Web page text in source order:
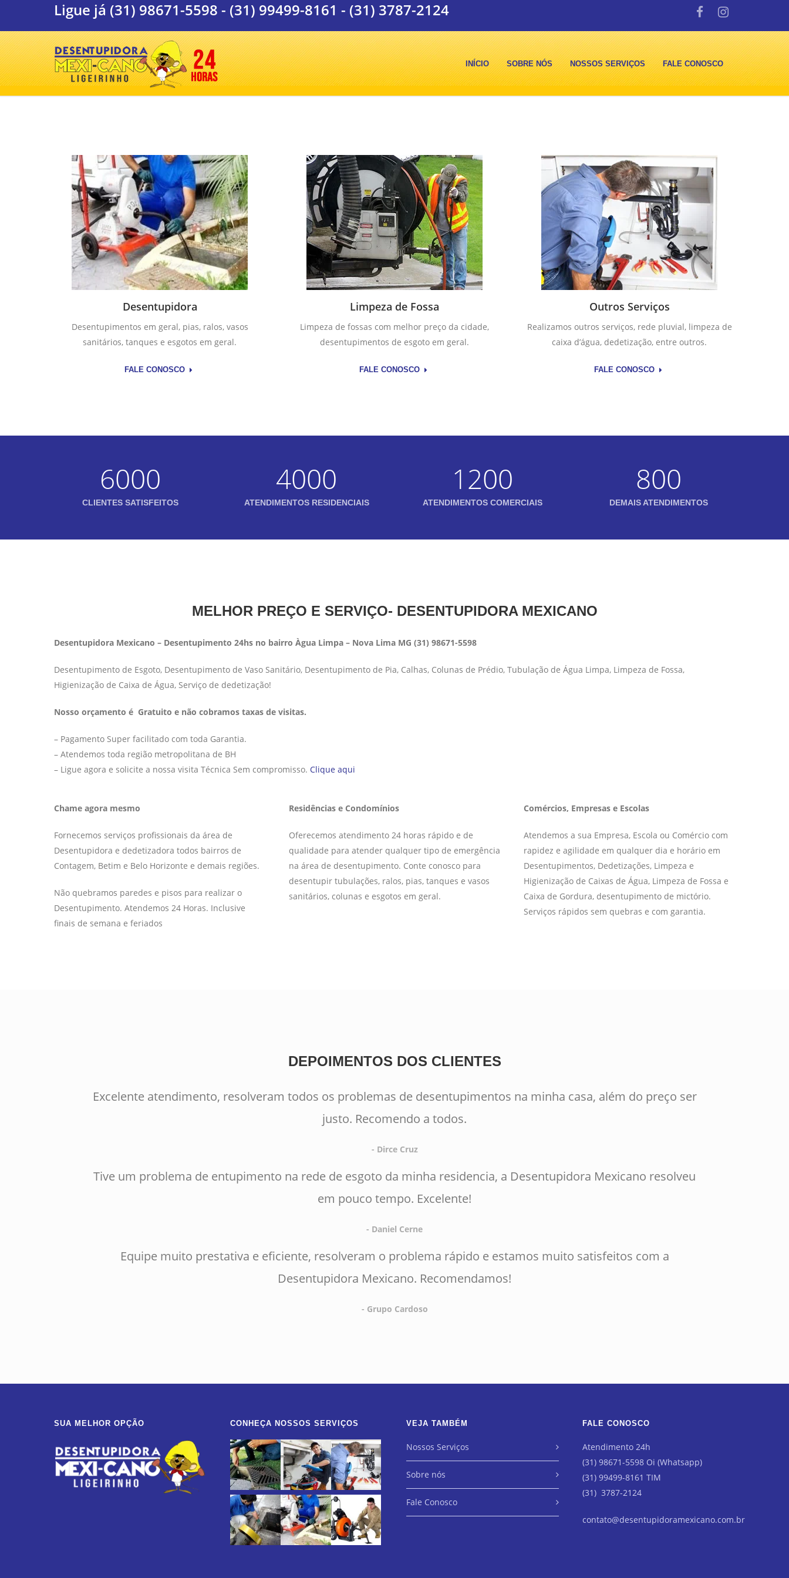
Ligue já (31) 98671-5598 - (31) 99499-8161 - (31) 3787-2124
INÍCIO SOBRE NÓS NOSSOS SERVIÇOS FALE CONOSCO
Desentupidora
Desentupimentos em geral, pias, ralos, vasos
sanitários, tanques e esgotos em geral.
FALE CONOSCO
Limpeza de Fossa
Limpeza de fossas com melhor preço da cidade,
desentupimentos de esgoto em geral.
FALE CONOSCO
Outros Serviços
Realizamos outros serviços, rede pluvial, limpeza de
caixa d’água, dedetização, entre outros.
FALE CONOSCO
6000
CLIENTES SATISFEITOS
4000
ATENDIMENTOS RESIDENCIAIS
1200
ATENDIMENTOS COMERCIAIS
800
DEMAIS ATENDIMENTOS
MELHOR PREÇO E SERVIÇO- DESENTUPIDORA MEXICANO
Desentupidora Mexicano – Desentupimento 24hs no bairro Àgua Limpa – Nova Lima MG (31) 98671-5598
Desentupimento de Esgoto, Desentupimento de Vaso Sanitário, Desentupimento de Pia, Calhas, Colunas de Prédio, Tubulação de Água Limpa, Limpeza de Fossa,
Higienização de Caixa de Água, Serviço de dedetização!
Nosso orçamento é Gratuito e não cobramos taxas de visitas.
– Pagamento Super facilitado com toda Garantia.
– Atendemos toda região metropolitana de BH
– Ligue agora e solicite a nossa visita Técnica Sem compromisso. Clique aqui
Chame agora mesmo
Fornecemos serviços profissionais da área de
Desentupidora e dedetizadora todos bairros de
Contagem, Betim e Belo Horizonte e demais regiões.
Não quebramos paredes e pisos para realizar o
Desentupimento. Atendemos 24 Horas. Inclusive
finais de semana e feriados
Residências e Condomínios
Oferecemos atendimento 24 horas rápido e de
qualidade para atender qualquer tipo de emergência
na área de desentupimento. Conte conosco para
desentupir tubulações, ralos, pias, tanques e vasos
sanitários, colunas e esgotos em geral.
Comércios, Empresas e Escolas
Atendemos a sua Empresa, Escola ou Comércio com
rapidez e agilidade em qualquer dia e horário em
Desentupimentos, Dedetizações, Limpeza e
Higienização de Caixas de Água, Limpeza de Fossa e
Caixa de Gordura, desentupimento de mictório.
Serviços rápidos sem quebras e com garantia.
DEPOIMENTOS DOS CLIENTES
Excelente atendimento, resolveram todos os problemas de desentupimentos na minha casa, além do preço ser
justo. Recomendo a todos.
- Dirce Cruz
Tive um problema de entupimento na rede de esgoto da minha residencia, a Desentupidora Mexicano resolveu
em pouco tempo. Excelente!
- Daniel Cerne
Equipe muito prestativa e eficiente, resolveram o problema rápido e estamos muito satisfeitos com a
Desentupidora Mexicano. Recomendamos!
- Grupo Cardoso
SUA MELHOR OPÇÃO CONHEÇA NOSSOS SERVIÇOS VEJA TAMBÉM
Nossos Serviços
Sobre nós
Fale Conosco
FALE CONOSCO
Atendimento 24h
(31) 98671-5598 Oi (Whatsapp)
(31) 99499-8161 TIM
(31) 3787-2124
contato@desentupidoramexicano.com.br